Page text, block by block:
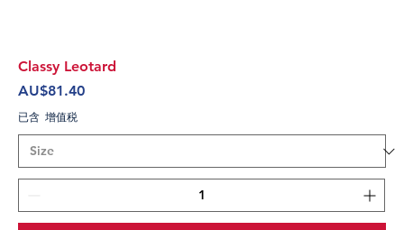
Classy Leotard
價格
AU$81.40
已含 增值税